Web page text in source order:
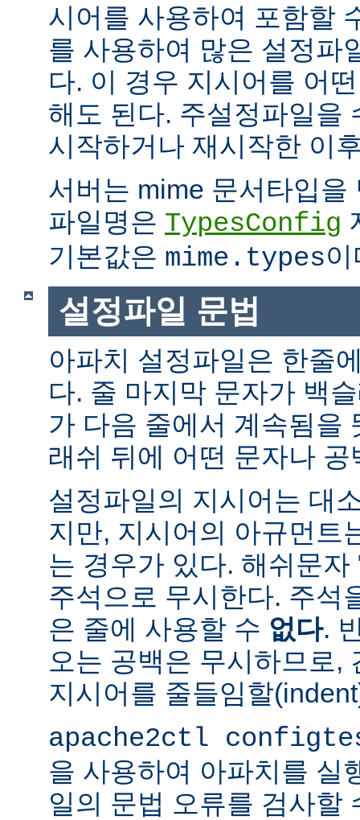
시어를 사용하여 포함할
를 사용하여 많은 설정파
다. 이 경우 지시어를 어
해도 된다. 주설정파일을
시작하거나 재시작한 이
서버는 mime 문서타입을
파일명은 TypesConfig
기본값은 mime.types이
설정파일 문법
아파치 설정파일은 한줄
다. 줄 마지막 문자가 백
가 다음 줄에서 계속됨을
래쉬 뒤에 어떤 문자나
설정파일의 지시어는 대
지만, 지시어의 아규먼트
는 경우가 있다. 해쉬문
주석으로 무시한다. 주석
은 줄에 사용할 수 없다.
오는 공백은 무시하므로,
지시어를 줄들임할
apache2ctl
을 사용하여 아파치를 실
일의 문법 오류를 검사할